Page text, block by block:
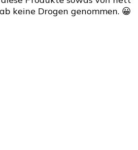
keine Drogen genommen. 😀